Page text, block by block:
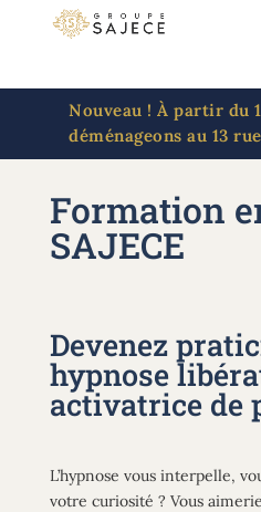
Panneau de gestion des cookies
Nouveau ! À partir du
déménageons au 13
Formation
SAJECE
Devenez
hypnose
activatrice de
L’hypnose vous interpelle,
votre curiosité ? Vous